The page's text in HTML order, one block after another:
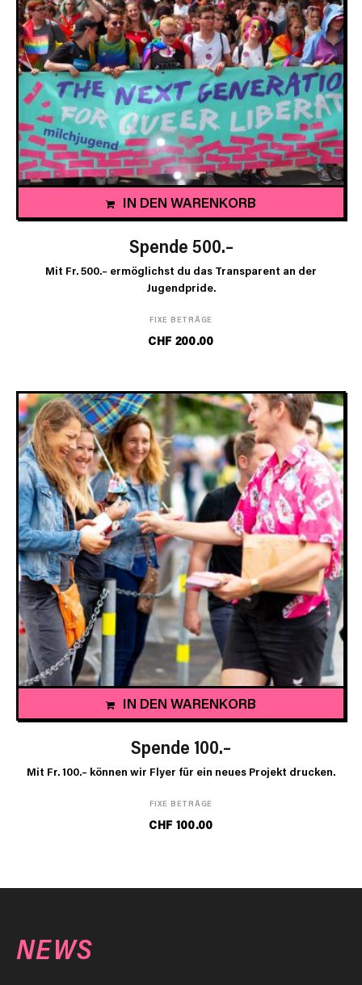
IN DEN WARENKORB
Spende 500.–
Mit Fr. 500.– ermöglichst du das Transparent an der
Jugendpride.
FIXE BETRÄGE
CHF200.00
IN DEN WARENKORB
Spende 100.–
Mit Fr. 100.– können wir Flyer für ein neues Projekt drucken.
FIXE BETRÄGE
CHF100.00
NEWS